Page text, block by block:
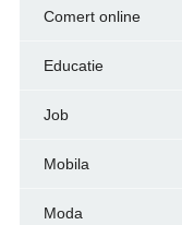
Comert online
Educatie
Job
Mobila
Moda